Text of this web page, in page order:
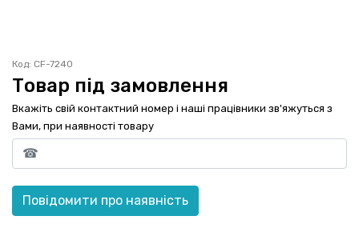
Код: CF-7240
Товар під замовлення
Вкажіть свій контактний номер і наші працівники зв'яжуться з
Вами, при наявності товару
Повідомити про наявність